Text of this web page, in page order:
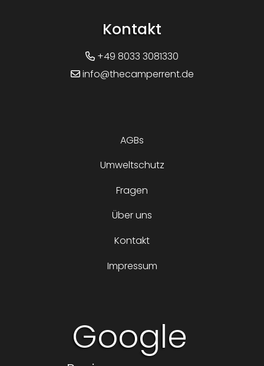
Kontakt
+49 8033 3081330
info@thecamperrent.de
AGBs
Umweltschutz
Fragen
Über uns
Kontakt
Impressum
Google